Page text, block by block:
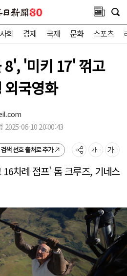
사회 경제 국제 문화 스포츠
8', '미키 17' 꺾고
외국영화
2025-06-10 20:00:43
색 선호 출처로 추가
차례 점프' 톰 크루즈, 기네스